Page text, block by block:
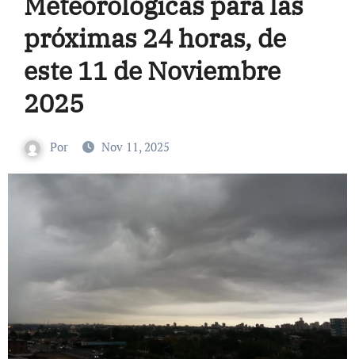
próximas 24 horas, de
este 11 de Noviembre
2025
Por Nov 11, 2025